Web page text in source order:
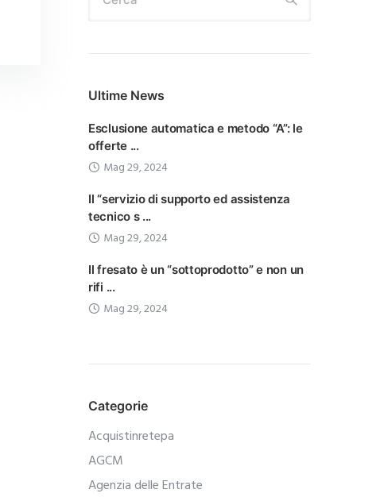
Ultime News
Esclusione automatica e metodo “A”: le
offerte ...
Mag 29, 2024
Il “servizio di supporto ed assistenza
tecnico s ...
Mag 29, 2024
Il fresato è un “sottoprodotto” e non un
rifi ...
Mag 29, 2024
Categorie
Acquistinretepa
AGCM
Agenzia delle Entrate